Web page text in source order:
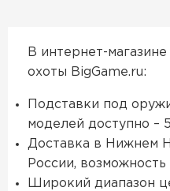
В интернет-
охоты BigGame.ru:
Подставки под
моделей доступно –
Доставка в Нижнем
России, возможность
Широкий диапазон